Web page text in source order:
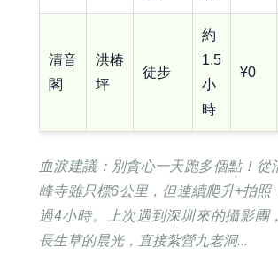
清音
閣
洪椿
坪
徒步
約
1.5
小
時
¥0
血淚建議：別貪心一天跑多個點！從
峰寺雖只標6公里，但連續爬升+拍照
過4小時。上次遇到深圳來的攝影團
長生草的晨光，直接紮營九老洞...